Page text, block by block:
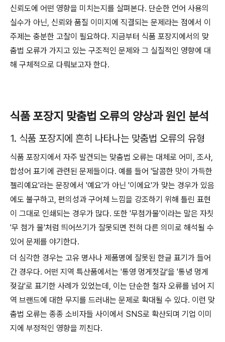
신뢰도에 어떤 영향을 미치는지를 살펴본다. 단순한 언어 사용의
실수가 아닌, 신뢰와 품질 이미지에 직결되는 문제라는 점에서 이
주제는 충분한 고찰이 필요하다. 지금부터 식품 포장지에서의 맞
춤법 오류가 가지고 있는 구조적인 문제와 그 실질적인 영향에 대
해 구체적으로 다뤄보고자 한다.
식품 포장지 맞춤법 오류의 양상과 원인 분석
1. 식품 포장지에 흔히 나타나는 맞춤법 오류의 유형
식품 포장지에서 자주 발견되는 맞춤법 오류는 대체로 어미, 조사,
합성어 표기에 관련된 문제들이다. 예를 들어 '달콤한 맛이 가득한
젤리예요'라는 문장에서 '예요'가 아닌 '이에요'가 맞는 경우가 있음
에도 불구하고, 편의성과 구어체 느낌을 강조하기 위해 틀린 표현
이 그대로 인쇄되는 경우가 많다. 또한 '무첨가물'이라는 말은 자칫
'무 첨가 물'처럼 띄어쓰기가 잘못되면 전혀 다른 의미로 해석될 수
있어 문제를 야기한다.
더 심각한 경우는 고유 명사나 제품명에 잘못된 한글 표기가 들어
간 경우다. 어떤 지역 특산품에서는 '통영 멍게젓갈'을 '통녕 멍게
젖갈'로 표기한 사례가 있었는데, 이는 단순한 철자 오류를 넘어 지
역 브랜드에 대한 무지를 드러내는 문제로 확대될 수 있다. 이런 맞
춤법 오류는 종종 소비자들 사이에서 SNS로 확산되며 기업 이미
지에 부정적인 영향을 끼친다.